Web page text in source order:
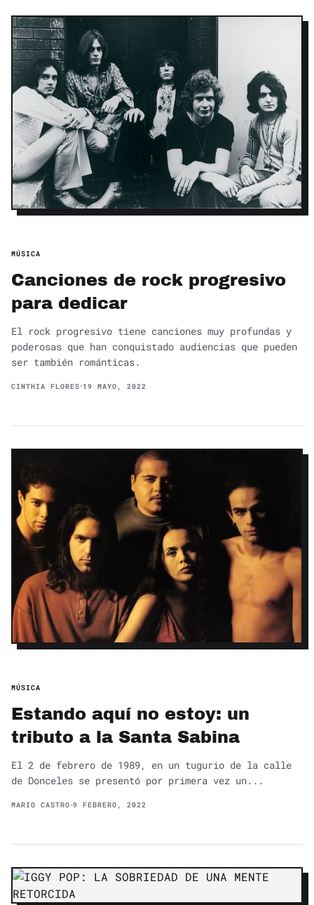
MÚSICA
Canciones de rock progresivo
para dedicar
El rock progresivo tiene canciones muy profundas y
poderosas que han conquistado audiencias que pueden
ser también románticas.
CINTHIA FLORES 19 MAYO, 2022
MÚSICA
Estando aquí no estoy: un
tributo a la Santa Sabina
El 2 de febrero de 1989, en un tugurio de la calle
de Donceles se presentó por primera vez un...
MARIO CASTRO 9 FEBRERO, 2022